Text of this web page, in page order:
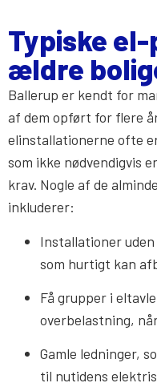
Typiske
ældre
Ballerup er kendt for
af dem opført for flere
elinstallationerne ofte
som ikke nødvendigvis
krav. Nogle af de
inkluderer:
Installationer
som hurtigt kan
Få grupper i
overbelastning,
Gamle ledninger,
til nutidens